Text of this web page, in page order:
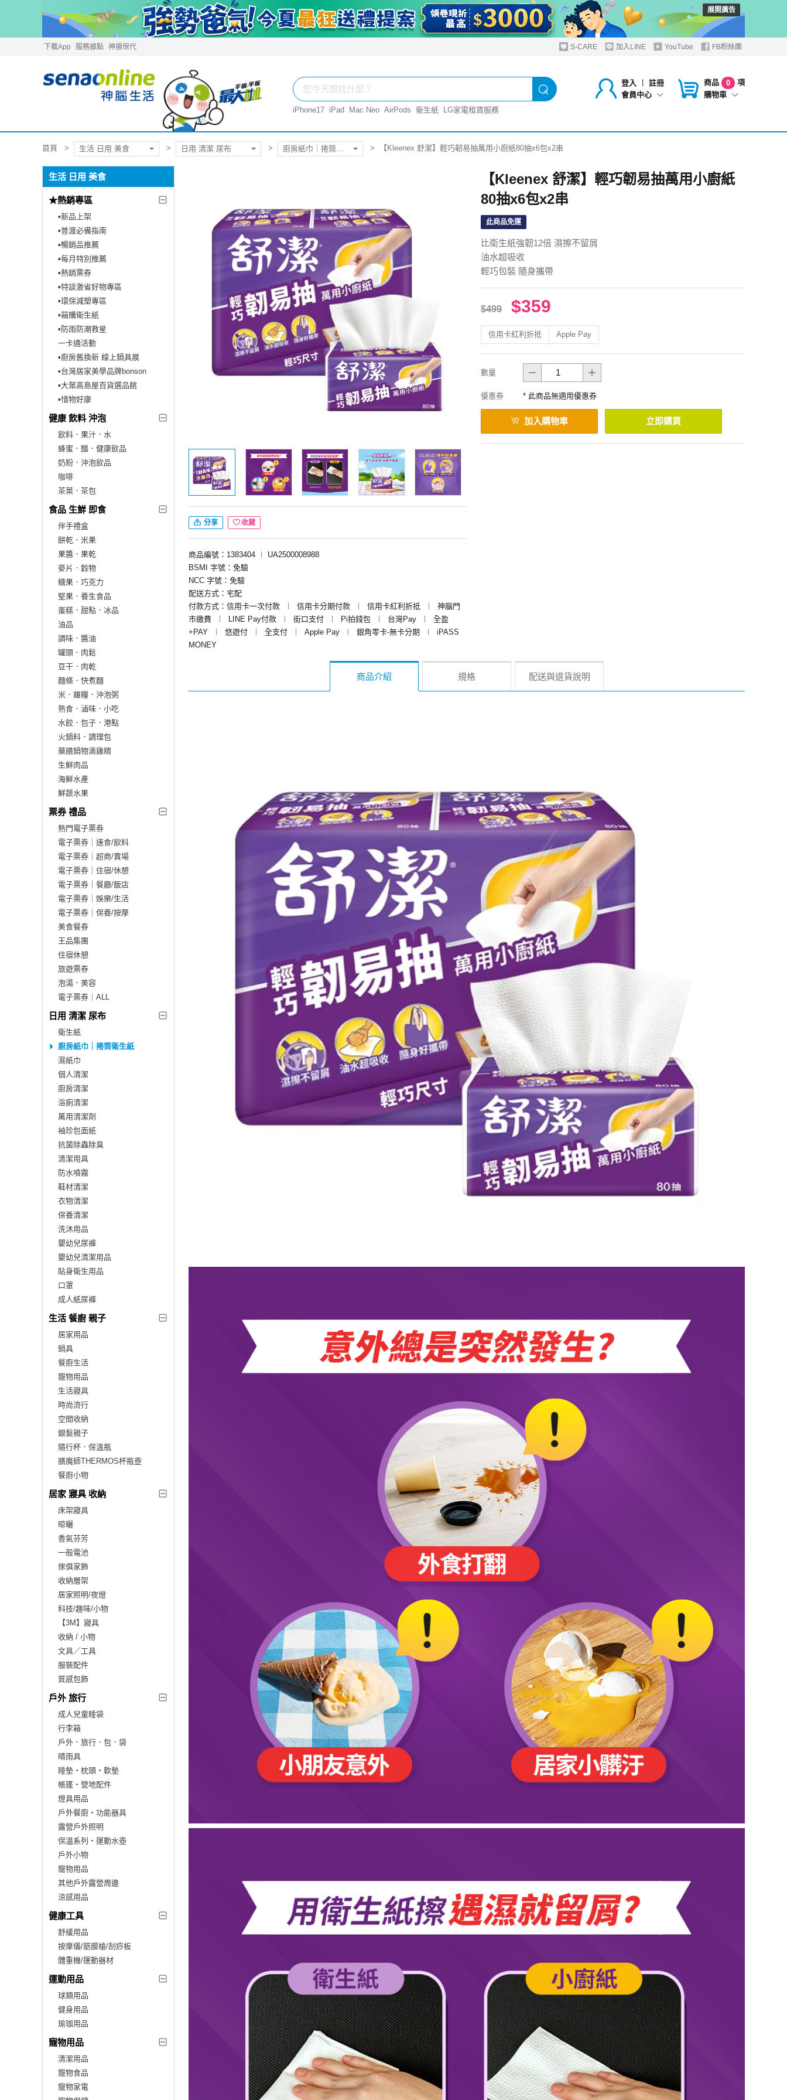
展開廣告
下載App 服務據點 神揚保代 S-CARE 加入LINE YouTube FB粉絲團
登入 ︱
註冊
會員中心
商品 0
項
購物車
iPhone17 iPad Mac Neo AirPods 衛生紙 LG家電租賃服務
首頁 生活 日用 美食 日用 清潔 尿布 【Kleenex 舒潔】輕巧韌易抽萬用小廚紙80抽x6包x2串
生活 日用 美食
★熱銷專區
▪︎新品上架
▪︎普渡必備指南
▪︎暢銷品推薦
▪︎每月特別推薦
▪︎熱銷票券
▪︎特談激省好物專區
▪︎環保減塑專區
▪︎箱購衛生紙
▪︎防雨防潮救星
一卡通活動
▪︎廚房舊換新 線上鍋具展
▪︎台灣居家美學品牌bonson
▪︎大葉高島屋百貨選品館
▪︎惜物好康
健康 飲料 沖泡
飲料．果汁．水
蜂蜜．醋．健康飲品
奶粉．沖泡飲品
咖啡
茶葉．茶包
食品 生鮮 即食
伴手禮盒
餅乾．米果
果醬．果乾
麥片．穀物
糖果．巧克力
堅果．養生食品
蛋糕．甜點．冰品
油品
調味．醬油
罐頭．肉鬆
豆干．肉乾
麵條．快煮麵
米．雜糧．沖泡粥
熟食．滷味．小吃
水餃．包子．港點
火鍋料．調理包
藥膳鍋物滴雞精
生鮮肉品
海鮮水產
鮮蔬水果
票券 禮品
熱門電子票券
電子票券｜速食/飲料
電子票券｜超商/賣場
電子票券｜住宿/休憩
電子票券｜餐廳/飯店
電子票券｜娛樂/生活
電子票券｜保養/按摩
美食餐券
王品集團
住宿休憩
旅遊票券
泡湯．美容
電子票券｜ALL
日用 清潔 尿布
衛生紙
廚房紙巾｜捲筒衛生紙
濕紙巾
個人清潔
廚房清潔
浴廁清潔
萬用清潔劑
袖珍包面紙
抗菌除蟲除臭
清潔用具
防水噴霧
鞋材清潔
衣物清潔
保養清潔
洗沐用品
嬰幼兒尿褲
嬰幼兒清潔用品
貼身衛生用品
口罩
成人紙尿褲
生活 餐廚 親子
居家用品
鍋具
餐廚生活
寵物用品
生活寢具
時尚流行
空間收納
銀髮親子
隨行杯．保溫瓶
膳魔師THERMOS杯瓶壺
餐廚小物
居家 寢具 收納
床架寢具
晾曬
香氣芬芳
一般電池
傢俱家飾
收納層架
居家照明/夜燈
科技/趣味/小物
【3M】寢具
收納 / 小物
文具／工具
服裝配件
質感包飾
戶外 旅行
成人兒童睡袋
行李箱
戶外．旅行．包．袋
晴雨具
睡墊‧枕頭‧軟墊
帳篷‧營地配件
燈具用品
戶外餐廚‧功能器具
露營戶外照明
保溫系列‧運動水壺
戶外小物
寵物用品
其他戶外露營周邊
涼感用品
健康工具
舒緩用品
按摩儀/筋膜槍/刮痧板
體重機/運動器材
運動用品
球類用品
健身用品
瑜珈用品
寵物用品
清潔用品
寵物食品
寵物家電
分享 收藏
商品編號：1383404 ︱
UA2500008988
BSMI 字號：免驗
NCC 字號：免驗
配送方式：宅配
付款方式：信用卡一次付款
︱ 信用卡分期付款 ︱ 信用卡紅利折抵 ︱
神腦門
市繳費
︱ LINE Pay付款 ︱ 街口支付 ︱ Pi拍錢包 ︱ 台灣Pay ︱
全盈
+PAY
︱ 悠遊付 ︱ 全支付 ︱ Apple Pay ︱ 銀角零卡-無卡分期 ︱
iPASS
MONEY
【Kleenex 舒潔】輕巧韌易抽萬用小廚紙
80抽x6包x2串
此商品免運
比衛生紙強韌12倍 濕擦不留屑
油水超吸收
輕巧包裝 隨身攜帶
$499 $359
信用卡紅利折抵 Apple Pay
數量
優惠券 * 此商品無適用優惠券
加入購物車 立即購買
商品介紹 規格 配送與退貨說明